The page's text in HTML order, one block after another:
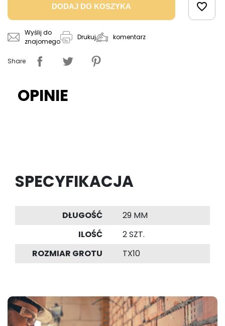
DODAJ DO KOSZYKA favorite_border
Wyślij do
znajomego
Drukuj komentarz
Share
OPINIE
SPECYFIKACJA
DŁUGOŚĆ
29 MM
ILOŚĆ
2 SZT.
ROZMIAR GROTU
TX10